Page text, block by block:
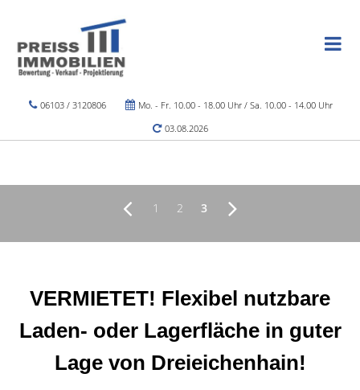
06103 / 3120806
Mo. - Fr. 10.00 - 18.00 Uhr / Sa. 10.00 - 14.00 Uhr
03.08.2026
1 2 3
VERMIETET! Flexibel nutzbare
Laden- oder Lagerfläche in guter
Lage von Dreieichenhain!